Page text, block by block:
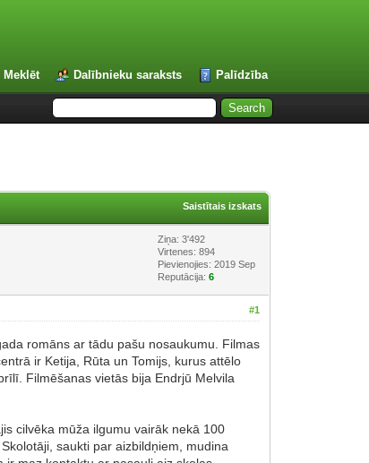
Meklēt Dalībnieku saraksts Palīdzība
Saistītais izskats
Ziņa: 3'492
Virtenes: 894
Pievienojies: 2019 Sep
Reputācija:6
#1
romāns ar tādu pašu nosaukumu. Filmas
ir Ketija, Rūta un Tomijs, kurus attēlo
Filmēšanas vietās bija Endrjū Melvila
cilvēka mūža ilgumu vairāk nekā 100
saukti par aizbildņiem, mudina